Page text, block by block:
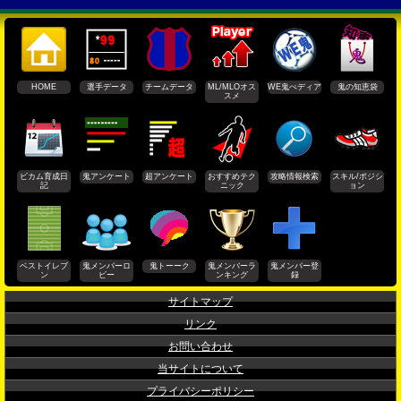
HOME 選手データ チームデータ
ML/MLOオス
スメ
WE鬼ぺディア 鬼の知恵袋
ビカム育成日
記
鬼アンケート 超アンケート
おすすめテク
ニック
攻略情報検索
スキル/ポジシ
ョン
ベストイレブ
ン
鬼メンバーロ
ビー
鬼トーーク
鬼メンバーラ
ンキング
鬼メンバー登
録
サイトマップ
リンク
お問い合わせ
当サイトについて
プライバシーポリシー